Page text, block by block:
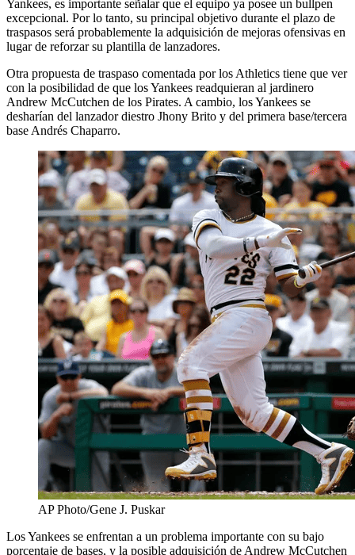
Yankees, es importante señalar que el equipo ya posee un bullpen
excepcional. Por lo tanto, su principal objetivo durante el plazo de
traspasos será probablemente la adquisición de mejoras ofensivas en
lugar de reforzar su plantilla de lanzadores.
Otra propuesta de traspaso comentada por los Athletics tiene que ver
con la posibilidad de que los Yankees readquieran al jardinero
Andrew McCutchen de los Pirates. A cambio, los Yankees se
desharían del lanzador diestro Jhony Brito y del primera base/tercera
base Andrés Chaparro.
AP Photo/Gene J. Puskar
Los Yankees se enfrentan a un problema importante con su bajo
porcentaje de bases, y la posible adquisición de Andrew McCutchen